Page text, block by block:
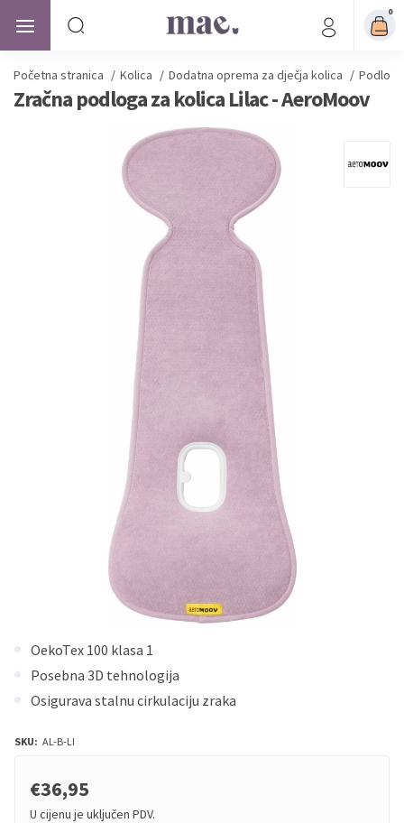
0
Početna stranica / Kolica / Dodatna oprema za dječja kolica /
Zračna podloga za kolica Lilac - AeroMoov
OekoTex 100 klasa 1
Posebna 3D tehnologija
Osigurava stalnu cirkulaciju zraka
SKU: AL-B-LI
€36,95
U cijenu je uključen PDV.